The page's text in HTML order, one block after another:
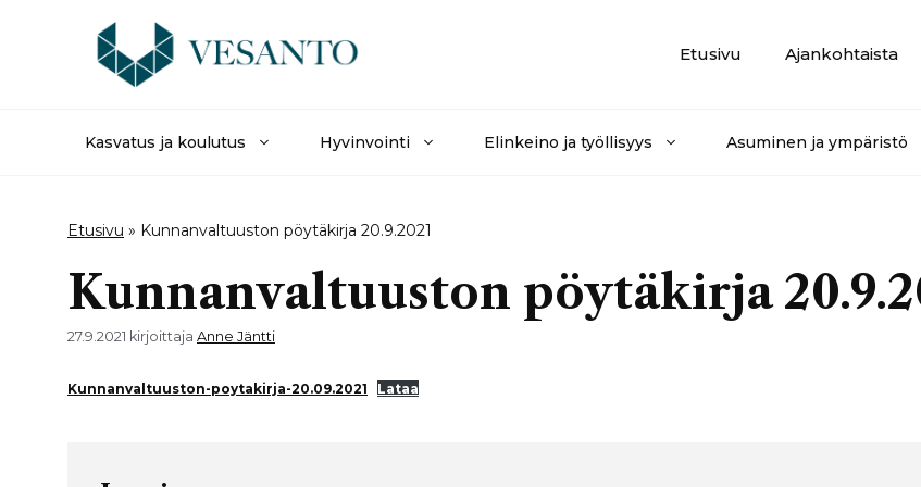
Etusivu
Ajankohtaista
Kasvatus ja koulutus Hyvinvointi Elinkeino ja työllisyys Asuminen ja ympäristö
Etusivu » Kunnanvaltuuston pöytäkirja 20.9.2021
Kunnanvaltuuston pöytäkirja
27.9.2021 kirjoittaja Anne Jäntti
Kunnanvaltuuston-poytakirja-20.09.2021 Lataa